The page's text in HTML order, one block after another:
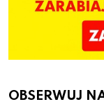
OBSERWUJ